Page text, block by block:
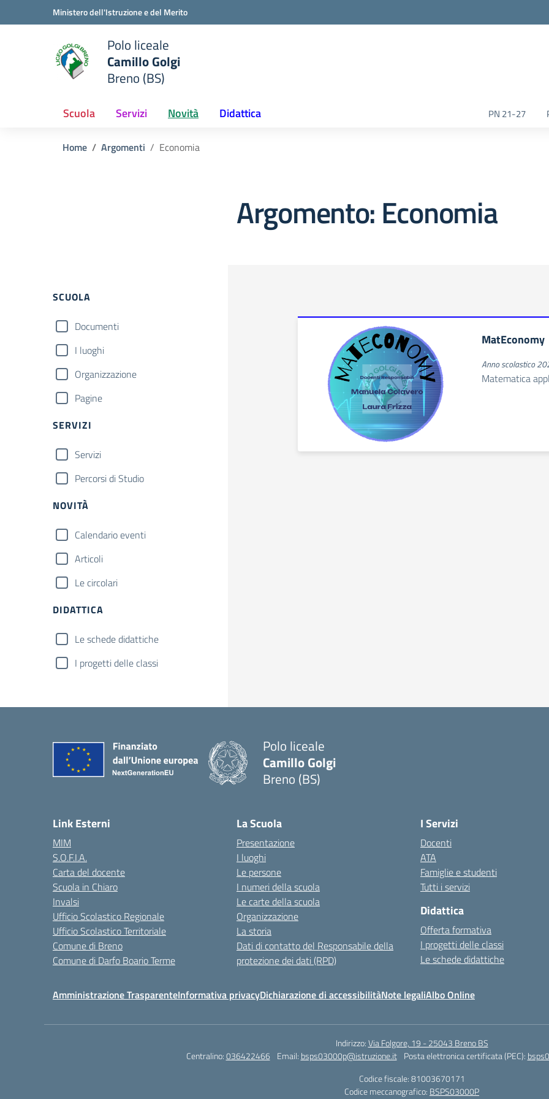
Vai ai contenuti
Vai al menu di navigazioneMinistero dell'Istruzione e del Merito
scuola
Polo liceale
Camillo Golgi
Breno (BS)
Scuola Servizi Novità Didattica PN 21-27
Home Argomenti Economia
Argomento: Economia
Filtri
SCUOLA
Documenti
I luoghi
Organizzazione
Pagine
SERVIZI
Servizi
Percorsi di Studio
NOVITÀ
Calendario eventi
Articoli
Le circolari
DIDATTICA
Le schede didattiche
I progetti delle classi
MatEconomy
Anno scolastico
Matematica
Polo liceale
Camillo Golgi
Breno (BS)
Link Esterni
MIM
S.O.F.I.A.
Carta del docente
Scuola in Chiaro
Invalsi
Ufficio Scolastico Regionale
Ufficio Scolastico Territoriale
Comune di Breno
Comune di Darfo Boario Terme
La Scuola
Presentazione
I luoghi
Le persone
I numeri della scuola
Le carte della scuola
Organizzazione
La storia
Dati di contatto del Responsabile della
protezione dei dati (RPD)
I Servizi
Docenti
ATA
Famiglie e studenti
Tutti i servizi
Didattica
Offerta formativa
I progetti delle classi
Le schede didattiche
Amministrazione TrasparenteInformativa privacyDichiarazione di accessibilitàNote legaliAlbo Online
Indirizzo:Via Folgore, 19 - 25043 Breno BS
Centralino:036422466 Email: bsps03000p@istruzione.it Posta elettronica certificata (PEC):
Codice fiscale: 81003670171
Codice meccanografico: BSPS03000P